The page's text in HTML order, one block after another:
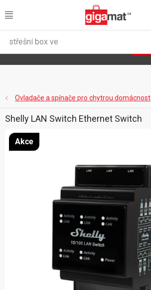
na
VŠECHNY KATEGORIE
ZAHRADA
DÍLNA
ÚLOŽNÉ BOXY
Ovladače a spínače pro chytrou domácnost
Shelly LAN Switch Ethernet Switch
Akce